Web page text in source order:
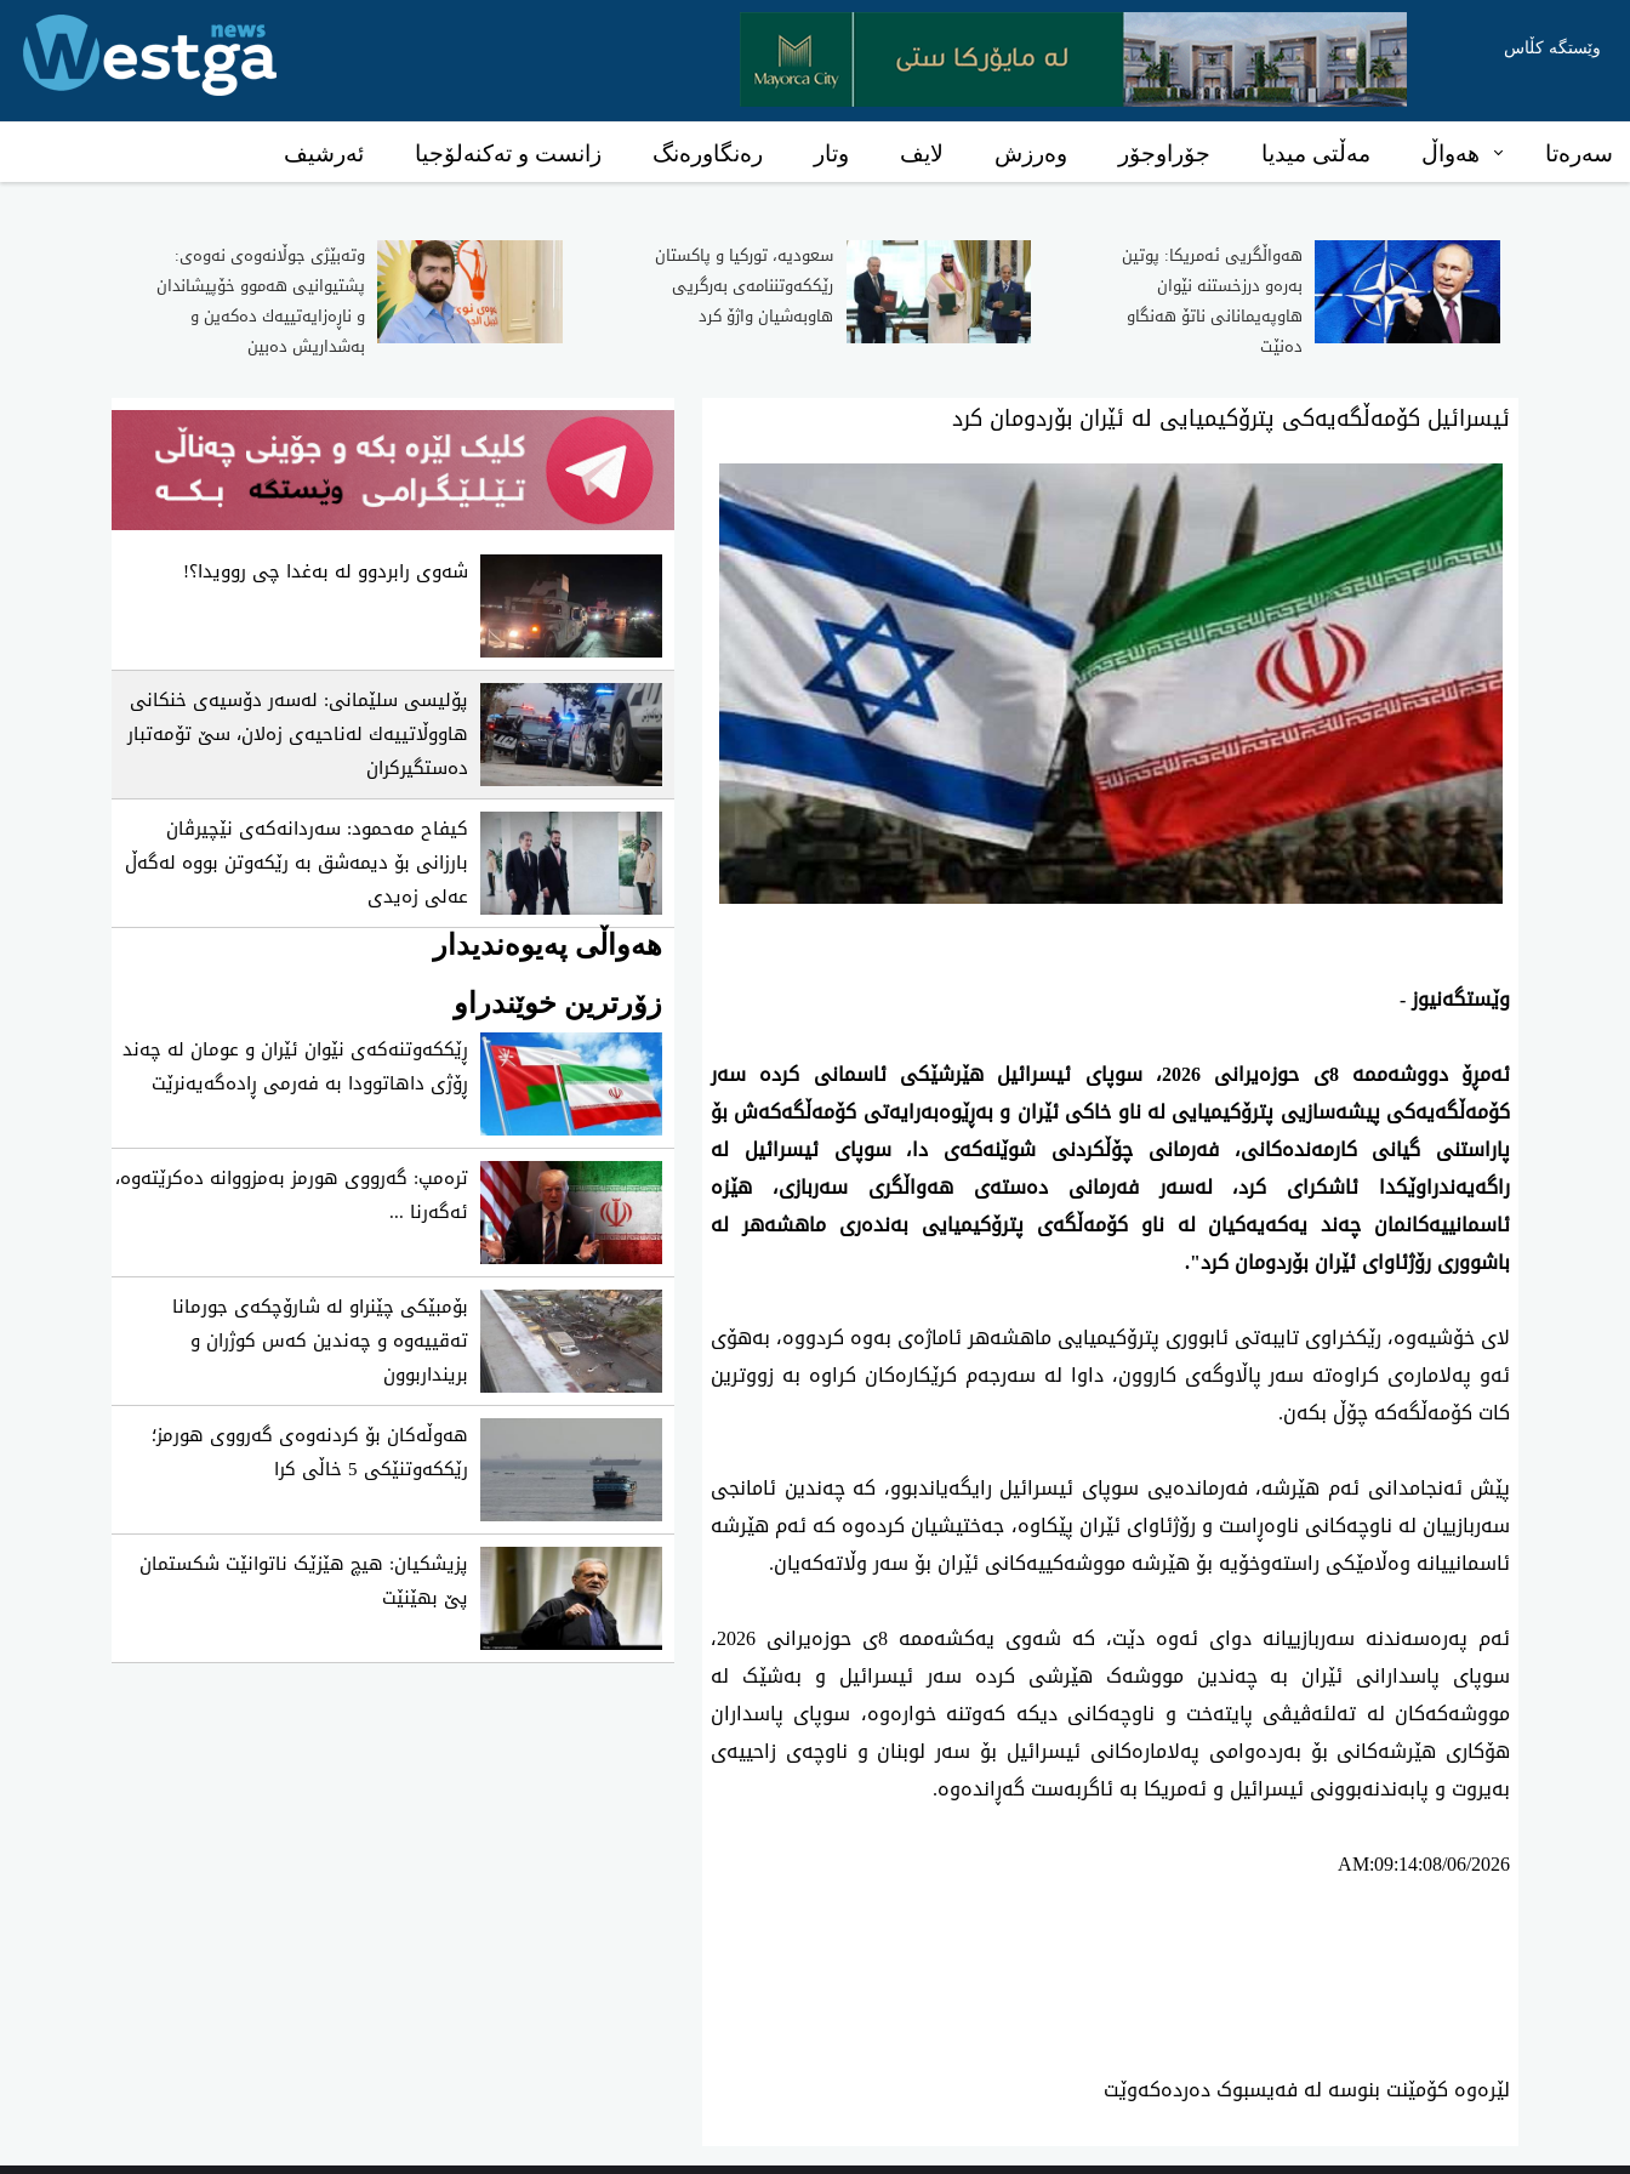
وێستگە کڵاس
سەرەتا هەواڵ مەڵتی میدیا جۆراوجۆر وەرزش لایف وتار رەنگاورەنگ زانست و تەکنەلۆجیا ئەرشیف
هەواڵگریی ئەمریکا: پوتین
بەرەو درزخستنە نێوان
هاوپەیمانانی ناتۆ هەنگاو
دەنێت
سعودیه‌، توركیا و پاكستان
رێككه‌وتننامه‌ی به‌رگریی
هاوبه‌شیان واژۆ كرد
وته‌بێژی‌ جوڵانه‌وه‌ی‌ نه‌وه‌ی‌:
پشتیوانیی هه‌موو خۆپیشاندان
و ناڕه‌زایه‌تییه‌ك ده‌كه‌ین و
به‌شداریش ده‌بین
ئیسرائیل کۆمەڵگەیەکی پترۆکیمیایی لە ئێران بۆردومان کرد
وێستگەنیوز -
ئەمڕۆ دووشەممە 8ی حوزەیرانی 2026، سوپای ئیسرائیل هێرشێکی ئاسمانی کردە سەر
باشووری رۆژئاوای ئێران بۆردومان کرد".
کات کۆمەڵگەکە چۆڵ بکەن.
ئاسمانییانە وەڵامێکی راستەوخۆیە بۆ هێرشە مووشەکییەکانی ئێران بۆ سەر وڵاتەکەیان.
بەیروت و پابەندنەبوونی ئیسرائیل و ئەمریکا بە ئاگربەست گەڕاندەوە.
AM:09:14:08/06/2026
لێرەوە کۆمێنت بنوسە لە فەیسبوک دەردەکەوێت
شه‌وی رابردوو له‌ به‌غدا چی‌ روویدا؟!
پۆلیسی سلێمانی: له‌سه‌ر دۆسیه‌ی خنكانی
هاووڵاتییه‌ك له‌ناحیه‌ی زه‌لان، سێ تۆمه‌تبار
ده‌ستگیركران
كیفاح مه‌حمود: سه‌ردانه‌كه‌ی نێچیرڤان
بارزانی بۆ دیمه‌شق به‌ رێكه‌وتن بووه‌ له‌گه‌ڵ
عه‌لی زه‌یدی
هەواڵی پەیوەندیدار
زۆرترین خوێندراو
ڕێککەوتنەکەی نێوان ئێران و عومان لە چەند
ڕۆژی داهاتوودا بە فەرمی ڕادەگەیەنرێت
تره‌مپ: گه‌رووی هورمز به‌مزووانه‌ ده‌كرێته‌وه‌،
ئه‌گه‌رنا ...
بۆمبێکی چێنراو لە شارۆچکەی جورمانا
تەقییەوە و چەندین کەس کوژران و
برینداربوون
هەوڵەکان بۆ کردنەوەی گەرووی هورمز؛
رێککەوتنێکی 5 خاڵی کرا
پزیشکیان: هیچ هێزێک ناتوانێت شکستمان
پێ بهێنێت